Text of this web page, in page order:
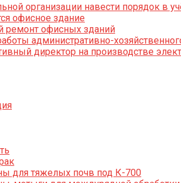
организации навести порядок в
офисное здание
ремонт офисных зданий
административно-
директор на производстве
для тяжелых почв под К-700